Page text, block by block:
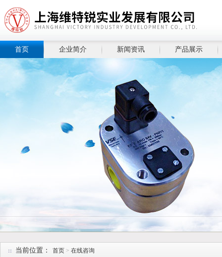
上海维特锐实业发展有限公司
首页 企业简介 新闻资讯 产品展示
当前位置： 首页 > 在线咨询